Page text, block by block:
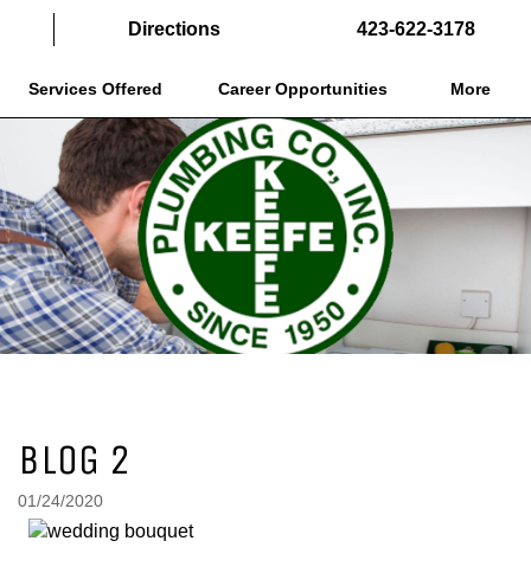
Directions 423-622-3178
Services Offered Career Opportunities More
BLOG 2
01/24/2020